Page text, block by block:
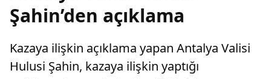
Şahin’den açıklama
Kazaya ilişkin açıklama yapan Antalya Valisi
Hulusi Şahin, kazaya ilişkin yaptığı